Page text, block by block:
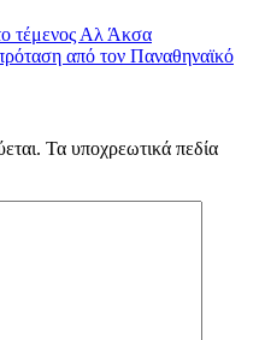
τέμενος Αλ Άκσα
από τον Παναθηναϊκό
Τα υποχρεωτικά πεδία